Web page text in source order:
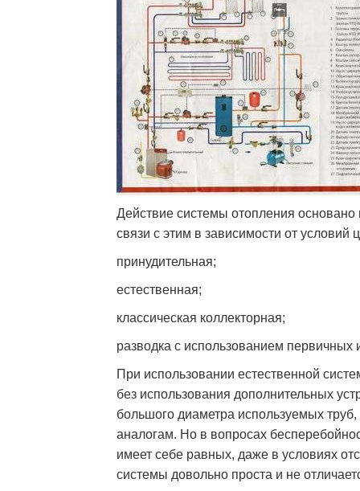
Действие системы отопления
связи с этим в зависимости от условий
принудительная;
естественная;
классическая коллекторная;
разводка с использованием первичных
При использовании естественной
без использования дополнительных
большого диаметра используемых
аналогам. Но в вопросах
имеет себе равных, даже в условиях
системы довольно проста и не